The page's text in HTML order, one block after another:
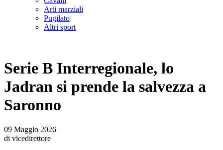
Arti marziali
Pugilato
Altri sport
Serie B Interregionale, lo
Jadran si prende la salvezza a
Saronno
09 Maggio 2026
di vicedirettore